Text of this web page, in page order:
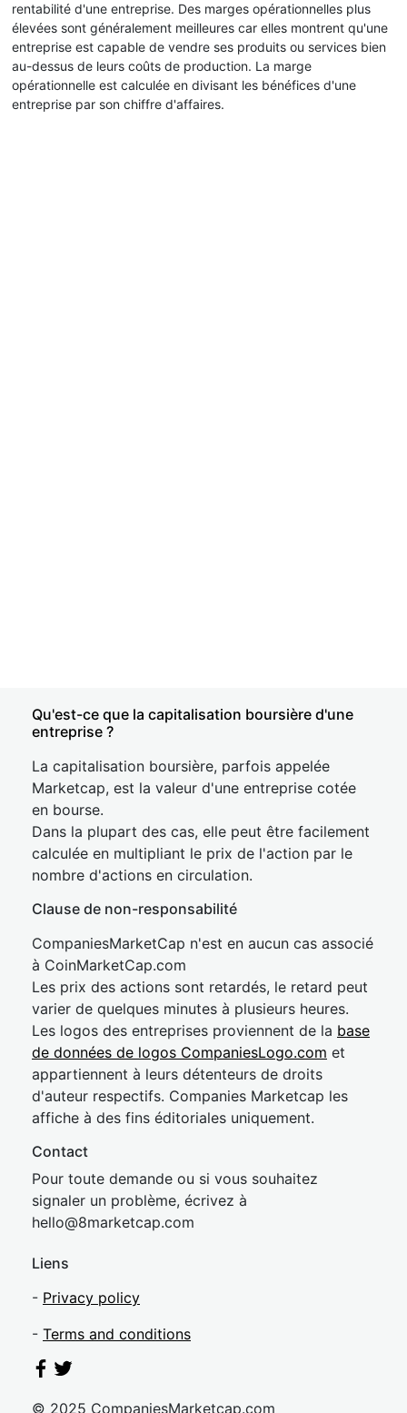
rentabilité d'une entreprise. Des marges opérationnelles plus
élevées sont généralement meilleures car elles montrent qu'une
entreprise est capable de vendre ses produits ou services bien
au-dessus de leurs coûts de production. La marge
opérationnelle est calculée en divisant les bénéfices d'une
entreprise par son chiffre d'affaires.
Qu'est-ce que la capitalisation boursière d'une
entreprise ?
La capitalisation boursière, parfois appelée
Marketcap, est la valeur d'une entreprise cotée
en bourse.
Dans la plupart des cas, elle peut être facilement
calculée en multipliant le prix de l'action par le
nombre d'actions en circulation.
Clause de non-responsabilité
CompaniesMarketCap n'est en aucun cas associé
à CoinMarketCap.com
Les prix des actions sont retardés, le retard peut
varier de quelques minutes à plusieurs heures.
Les logos des entreprises proviennent de la base
de données de logos CompaniesLogo.com et
appartiennent à leurs détenteurs de droits
d'auteur respectifs. Companies Marketcap les
affiche à des fins éditoriales uniquement.
Contact
Pour toute demande ou si vous souhaitez
signaler un problème, écrivez à
hello@8marketcap.com
Liens
- Privacy policy
- Terms and conditions
© 2025 CompaniesMarketcap.com